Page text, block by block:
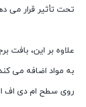
تحت تأثیر قرار می
علاوه بر این، بافت
به مواد اضافه می
روی سطح ام دی اف